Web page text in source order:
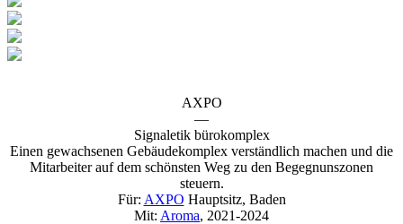
AXPO
—
Signaletik bürokomplex
Einen gewachsenen Gebäudekomplex verständlich machen und die
Mitarbeiter auf dem schönsten Weg zu den Begegnunszonen
steuern.
Für: AXPO Hauptsitz, Baden
Mit: Aroma, 2021-2024